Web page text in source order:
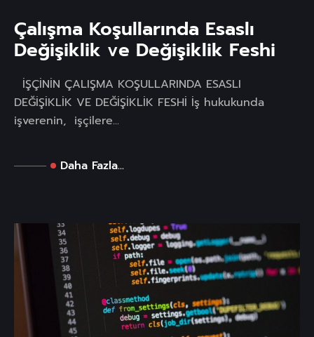
Çalışma Koşullarında Esaslı
Değişiklik ve Değişiklik Feshi
İŞÇİNİN ÇALIŞMA KOŞULLARINDA ESASLI
DEĞİŞİKLİK VE DEĞİŞİKLİK FESHİ İş hukukunda
işverenin, işçilere...
Daha Fazla...